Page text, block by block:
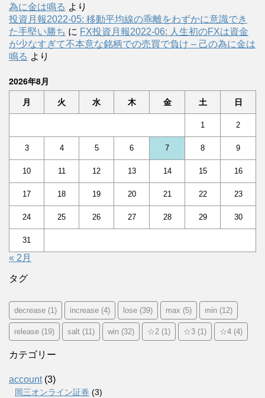
為に金は鳴る より
投資月報2022-05: 移動平均線の乖離をわずかに意識でき
た手堅い勝ち に FX投資月報2022-06: 人生初のFXは資金
が少なすぎて不本意な銘柄での売買で負け – 己の為に金は
鳴る より
2026年8月
月 火 水 木 金 土 日
1 2
3 4 5 6 7 8 9
10 11 12 13 14 15 16
17 18 19 20 21 22 23
24 25 26 27 28 29 30
31
« 2月
タグ
decrease (1) increase (4) lose (39) max (5) min (12)
release (19) salt (11) win (32) ☆2 (1) ☆3 (1) ☆4 (4)
カテゴリー
account(3)
岡三オンライン証券 (3)